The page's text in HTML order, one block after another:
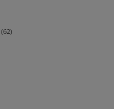
(62)